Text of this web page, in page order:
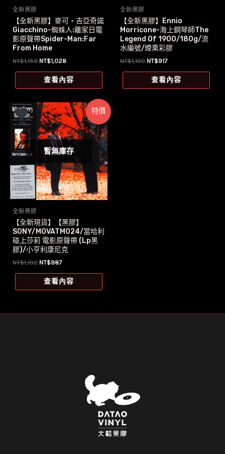
全新黑膠
【全新黑膠】麥可‧吉亞奇諾
Giacchino-蜘蛛人:離家日電
影原聲帶Spider-Man:Far
From Home
NT$1,159 原
價
格：
NT$1,028目
價
格：
查看內容
全新黑膠
【全新黑膠】Ennio
Morricone-海上鋼琴師The
Legend Of 1900/180g/流
水編號/煙熏彩膠
NT$1,100 原
價
格：
NT$917目
價
格：
查看內容
特價
暫無庫存
全新黑膠
【全新現貨】【黑膠】
SONY/MOVATM024/當哈利
碰上莎莉 電影原聲帶 (Lp黑
膠)/小亨利康尼克
NT$1,192 原
價
格：
NT$987目
價
格：
查看內容